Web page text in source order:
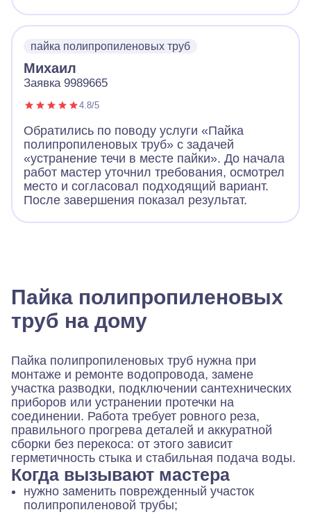
пайка полипропиленовых труб
Михаил
Заявка 9989665
4.8/5
Обратились по поводу услуги «Пайка
полипропиленовых труб» с задачей
«устранение течи в месте пайки». До начала
работ мастер уточнил требования, осмотрел
место и согласовал подходящий вариант.
После завершения показал результат.
Пайка полипропиленовых
труб на дому
Пайка полипропиленовых труб нужна при
монтаже и ремонте водопровода, замене
участка разводки, подключении сантехнических
приборов или устранении протечки на
соединении. Работа требует ровного реза,
правильного прогрева деталей и аккуратной
сборки без перекоса: от этого зависит
герметичность стыка и стабильная подача воды.
Когда вызывают мастера
нужно заменить поврежденный участок
полипропиленовой трубы;